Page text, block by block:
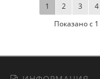
1 2 3 4
Показано с